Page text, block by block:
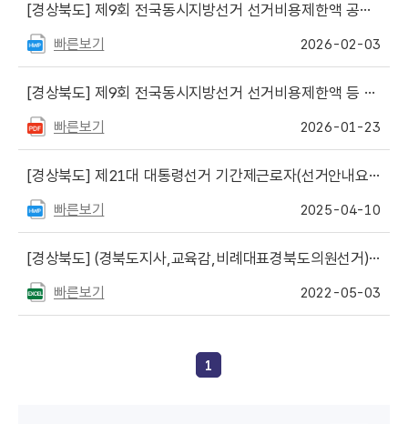
[경상북도] 제9회 전국동시지방선거 선거비용제한액 공고 내역
빠른보기 2026-02-03
[경상북도] 제9회 전국동시지방선거 선거비용제한액 등 공고
빠른보기 2026-01-23
[경상북도] 제21대 대통령선거 기간제근로자(선거안내요원, 모니터·분석요원) 채용 공고
빠른보기 2025-04-10
[경상북도] (경북도지사,교육감,비례대표경북도의원선거)정당·후보자의 선거벽보 등 작성·제출수량 등 안내
빠른보기 2022-05-03
1